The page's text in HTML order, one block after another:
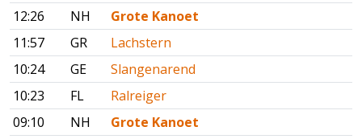
12:26
NH
Grote Kanoet
11:57
GR
Lachstern
10:24
GE
Slangenarend
10:23
FL
Ralreiger
09:10
NH
Grote Kanoet